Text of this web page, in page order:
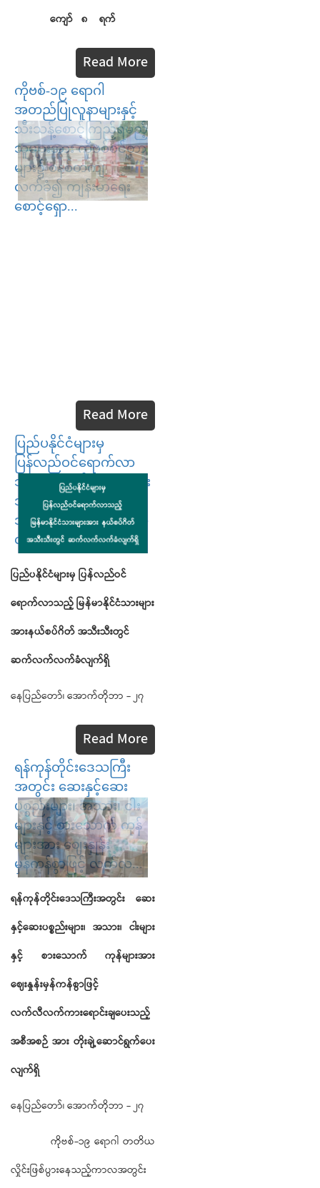
ကျော် ၈ ရက်
Read More
ကိုဗစ်-၁၉ ရောဂါ
အတည်ပြုလူနာများနှင့်
သီးသန့်စောင့်ကြည့်ရမည့်
သူများအား ကိုဗစ်စင်တာ
များ၌ စနစ်တကျ
လက်ခံ၍ ကျန်းမာရေး
စောင့်ရှော...
Read More
ပြည်ပနိုင်ငံများမှ
ပြန်လည်ဝင်ရောက်လာ
သည့် မြန်မာနိုင်ငံသားများ
အားနယ်စပ်ဂိတ်
အသီးသီးတွင် ဆက်လက်
လက်ခံလျက်ရှိ
ပြည်ပနိုင်ငံများမှ ပြန်လည်ဝင်
ရောက်လာသည့်မြန်မာနိုင်ငံသားများ
အားနယ်စပ်ဂိတ်အသီးသီးတွင်
ဆက်လက်လက်ခံလျက်ရှိ
နေပြည်တော်၊ အောက်တိုဘာ - ၂၇
Read More
ရန်ကုန်တိုင်းဒေသကြီး
အတွင်း ဆေးနှင့်ဆေး
ပစ္စည်းများ၊ အသား၊ ငါး
များနှင့် စားသောက် ကုန်
များအား ဈေးနှုန်း
မှန်ကန်စွာဖြင့် လက်လ...
ရန်ကုန်တိုင်းဒေသကြီးအတွင်း
ဆေး
နှင့်ဆေးပစ္စည်းများ၊ အသား၊ ငါးများ
နှင့်
စားသောက်
ကုန်များအား
ဈေးနှုန်းမှန်ကန်စွာဖြင့်
လက်လီလက်ကားရောင်းချပေးသည့်
အစီအစဉ် အား တိုးချဲ့ဆောင်ရွက်ပေး
လျက်ရှိ
နေပြည်တော်၊ အောက်တိုဘာ - ၂၇
ကိုဗစ်-၁၉ ရောဂါ တတိယ
လှိုင်းဖြစ်ပွားနေသည့်ကာလအတွင်း